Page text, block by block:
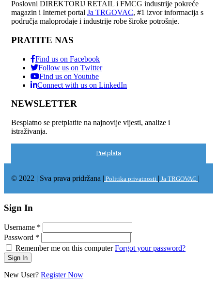
Poslovni DIREKTORIJ RETAIL i FMCG industrije pokreće
magazin i Internet portal Ja TRGOVAC, #1 izvor informacija s
područja maloprodaje i industrije robe široke potrošnje.
PRATITE NAS
Find us on Facebook
Follow us on Twitter
Find us on Youtube
Connect with us on LinkedIn
NEWSLETTER
Besplatno se pretplatite na najnovije vijesti, analize i
istraživanja.
Pretplata
© 2022 | Sva prava pridržana | Politika privatnosti | Ja TRGOVAC |
Sign In
Username *
Password *
Remember me on this computerForgot your password?
New User? Register Now